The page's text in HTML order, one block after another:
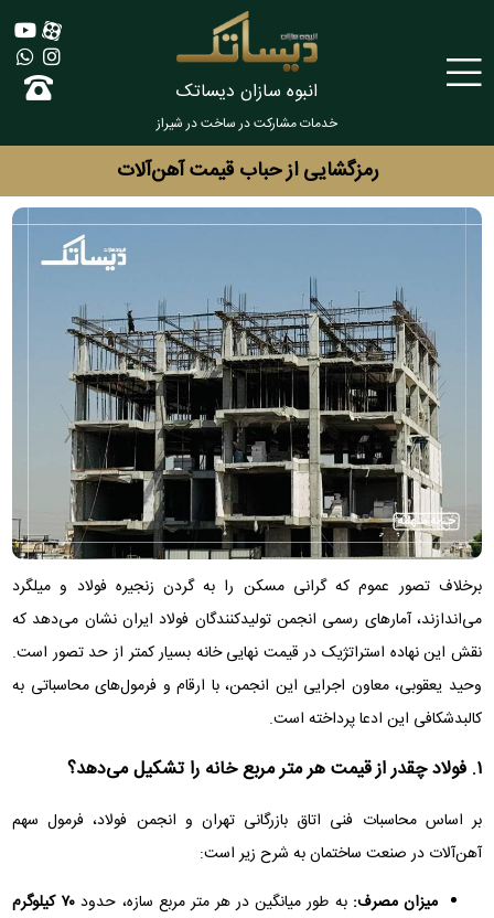
انبوه سازان دیساتک
خدمات مشارکت در ساخت در شیراز
رمزگشایی از حباب قیمت آهن‌آلات
برخلاف تصور عموم که گرانی مسکن را به گردن زنجیره فولاد و میلگرد
می‌اندازند، آمارهای رسمی انجمن تولیدکنندگان فولاد ایران نشان می‌دهد که
نقش این نهاده استراتژیک در قیمت نهایی خانه بسیار کمتر از حد تصور است.
وحید یعقوبی، معاون اجرایی این انجمن، با ارقام و فرمول‌های محاسباتی به
کالبدشکافی این ادعا پرداخته است.
۱. فولاد چقدر از قیمت هر متر مربع خانه را تشکیل می‌دهد؟
بر اساس محاسبات فنی اتاق بازرگانی تهران و انجمن فولاد، فرمول سهم
آهن‌آلات در صنعت ساختمان به شرح زیر است:
میزان مصرف: به طور میانگین در هر متر مربع سازه، حدود
۷۰ کیلوگرم